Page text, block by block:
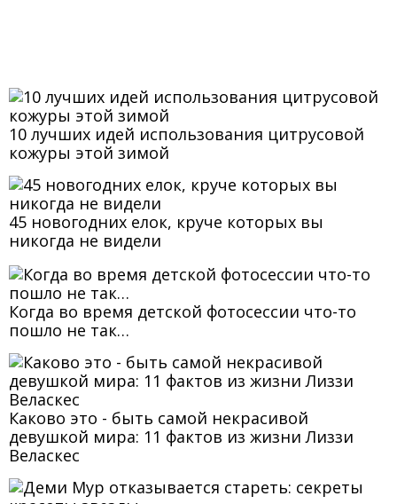
10 лучших идей использования цитрусовой
кожуры этой зимой
45 новогодних елок, круче которых вы
никогда не видели
Когда во время детской фотосесcии что-то
пошло не так…
Каково это - быть самой некрасивой
девушкой мира: 11 фактов из жизни Лиззи
Веласкес